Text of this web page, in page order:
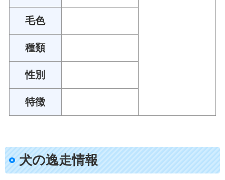
毛色
種類
性別
特徴
犬の逸走情報